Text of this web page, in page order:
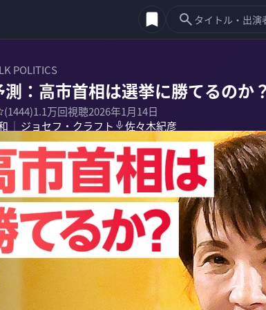
POLITICS
測：高市首相は選挙に勝てるのか
(1444)1.1万回視聴2026年1月14日
｜ ジョセフ・クラフト 佐々木紀彦